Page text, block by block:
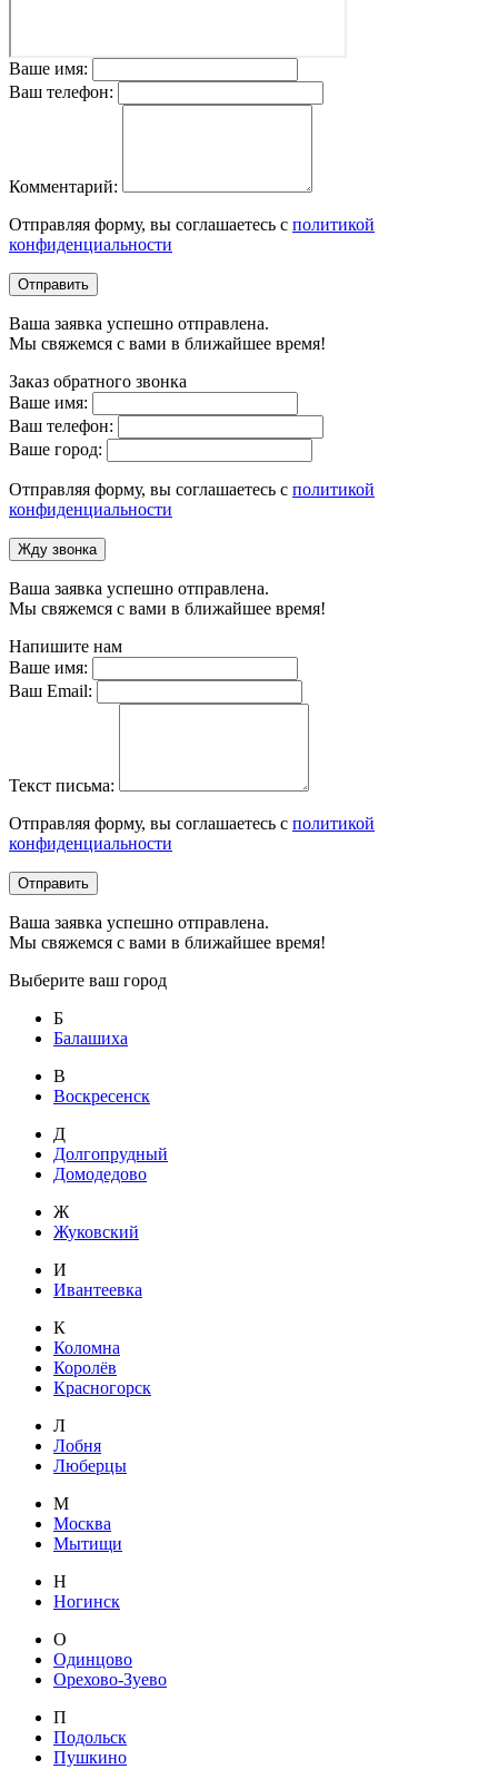
Ваше имя:
Ваш телефон:
Комментарий:
Отправляя форму, вы соглашаетесь с политикой
конфиденциальности
Отправить
Ваша заявка успешно отправлена.
Мы свяжемся с вами в ближайшее время!
Заказ обратного звонка
Ваше имя:
Ваш телефон:
Ваше город:
Отправляя форму, вы соглашаетесь с политикой
конфиденциальности
Жду звонка
Ваша заявка успешно отправлена.
Мы свяжемся с вами в ближайшее время!
Напишите нам
Ваше имя:
Ваш Email:
Текст письма:
Отправляя форму, вы соглашаетесь с политикой
конфиденциальности
Отправить
Ваша заявка успешно отправлена.
Мы свяжемся с вами в ближайшее время!
Выберите ваш город
Б
Балашиха
В
Воскресенск
Д
Долгопрудный
Домодедово
Ж
Жуковский
И
Ивантеевка
К
Коломна
Королёв
Красногорск
Л
Лобня
Люберцы
М
Москва
Мытищи
Н
Ногинск
О
Одинцово
Орехово-Зуево
П
Подольск
Пушкино